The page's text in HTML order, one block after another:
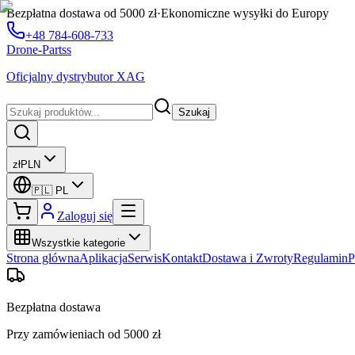
Bezpłatna dostawa od 5000 zł·Ekonomiczne wysyłki do Europy
+48 784-608-733
Drone-Partss
Oficjalny dystrybutor XAG
Szukaj
złPLN
🇵🇱 PL
Zaloguj się
Wszystkie kategorie
Strona głównaAplikacjaSerwisKontaktDostawa i ZwrotyRegulamin
Bezpłatna dostawa
Przy zamówieniach od 5000 zł